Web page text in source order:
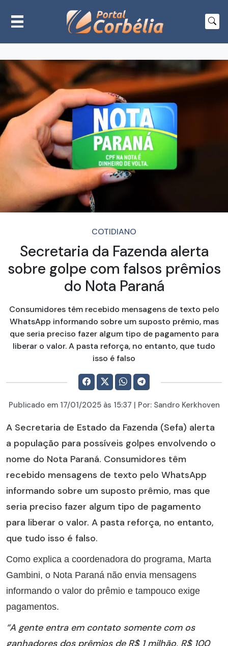
COTIDIANO
Secretaria da Fazenda alerta
sobre golpe com falsos prêmios
do Nota Paraná
Consumidores têm recebido mensagens de texto pelo
WhatsApp informando sobre um suposto prêmio, mas
que seria preciso fazer algum tipo de pagamento para
liberar o valor. A pasta reforça, no entanto, que tudo
isso é falso
Publicado em 17/01/2025às 15:37 | Por: Sandro Kerkhoven
A Secretaria de Estado da Fazenda (Sefa) alerta
a população para possíveis golpes envolvendo o
nome do Nota Paraná. Consumidores têm
recebido mensagens de texto pelo WhatsApp
informando sobre um suposto prêmio, mas que
seria preciso fazer algum tipo de pagamento
para liberar o valor. A pasta reforça, no entanto,
que tudo isso é falso.
Como explica a coordenadora do programa, Marta
Gambini, o Nota Paraná não envia mensagens
informando o valor do prêmio e tampouco exige
pagamentos.
“A gente entra em contato somente com os
ganhadores dos prêmios de R$ 1 milhão, R$ 100